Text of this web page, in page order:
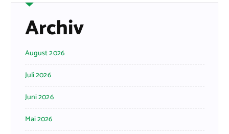
Archiv
August 2026
Juli 2026
Juni 2026
Mai 2026